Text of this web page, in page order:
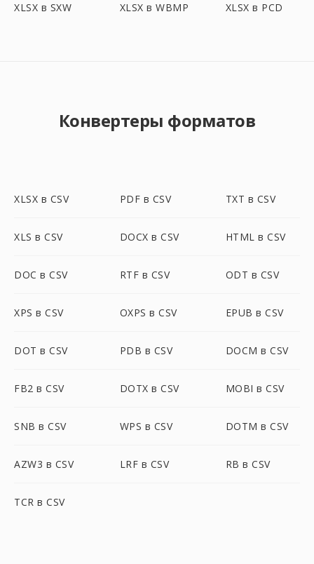
XLSX в SXW XLSX в WBMP XLSX в PCD
Конвертеры форматов
XLSX в CSV PDF в CSV TXT в CSV
XLS в CSV DOCX в CSV HTML в CSV
DOC в CSV RTF в CSV ODT в CSV
XPS в CSV OXPS в CSV EPUB в CSV
DOT в CSV PDB в CSV DOCM в CSV
FB2 в CSV DOTX в CSV MOBI в CSV
SNB в CSV WPS в CSV DOTM в CSV
AZW3 в CSV LRF в CSV RB в CSV
TCR в CSV